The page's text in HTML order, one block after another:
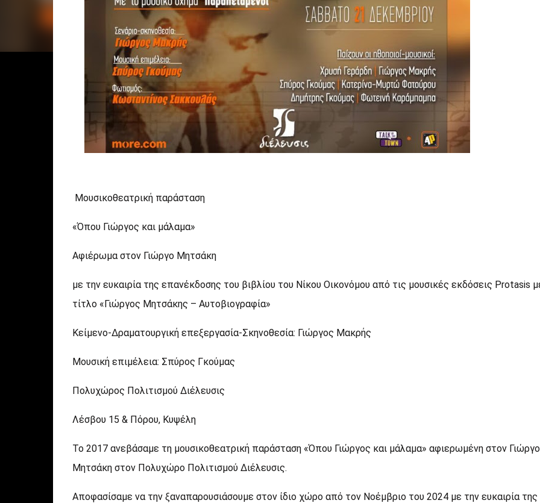
Μουσικοθεατρική παράσταση
«Όπου Γιώργος και μάλαμα»
Αφιέρωμα στον Γιώργο Μητσάκη
με την ευκαιρία της επανέκδοσης του βιβλίου του Νίκου Οικονόμου από τις μουσικές εκδόσεις Protasis
τίτλο «Γιώργος Μητσάκης – Αυτοβιογραφία»
Κείμενο-Δραματουργική επεξεργασία-Σκηνοθεσία: Γιώργος Μακρής
Μουσική επιμέλεια: Σπύρος Γκούμας
Πολυχώρος Πολιτισμού Διέλευσις
Λέσβου 15 & Πόρου, Κυψέλη
Το 2017 ανεβάσαμε τη μουσικοθεατρική παράσταση «Όπου Γιώργος και μάλαμα» αφιερωμένη στον Γιώργο
Μητσάκη στον Πολυχώρο Πολιτισμού Διέλευσις.
Αποφασίσαμε να την ξαναπαρουσιάσουμε στον ίδιο χώρο από τον Νοέμβριο του 2024 με την ευκαιρία της